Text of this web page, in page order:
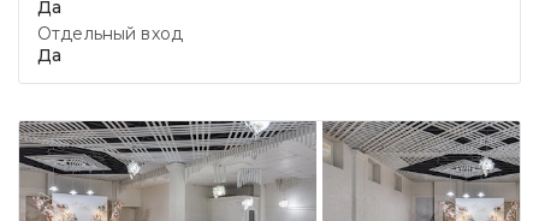
Да
Отдельный вход
Да